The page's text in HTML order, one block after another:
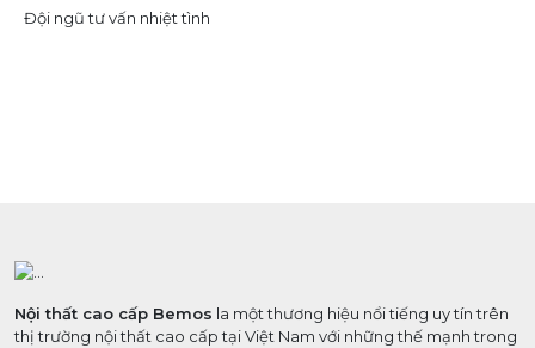
Đội ngũ tư vấn nhiệt tình
Nội thất cao cấp Bemos la một thương hiệu nổi tiếng uy tín trên
thị trường nội thất cao cấp tại Việt Nam với những thế mạnh trong